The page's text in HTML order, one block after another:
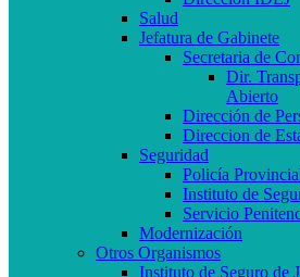
Salud
Jefatura de Gabinete
Secretaria de
Dir.
Abierto
Dirección de
Direccion de
Seguridad
Policía
Instituto de
Servicio
Modernización
Otros Organismos
Instituto de Seguro de